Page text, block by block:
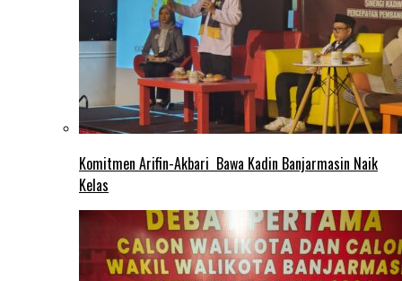
Komitmen Arifin-Akbari Bawa Kadin Banjarmasin Naik
Kelas